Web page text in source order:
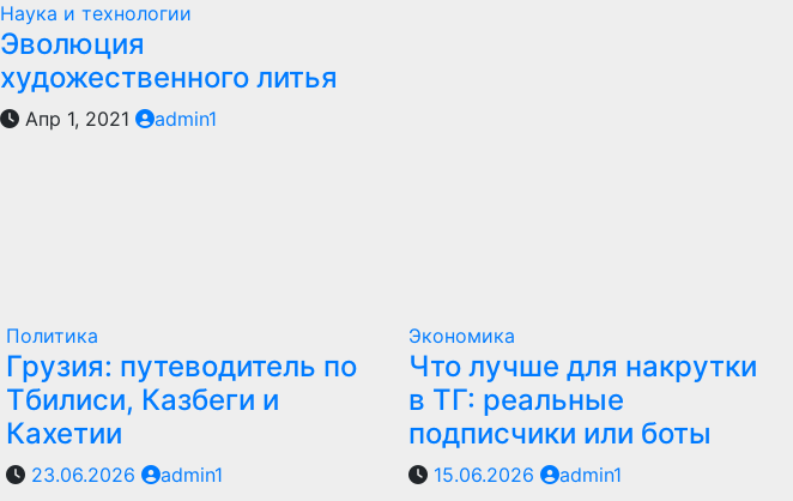
Наука и технологии
Эволюция
художественного литья
Апр 1, 2021 admin1
Политика
Грузия: путеводитель по
Тбилиси, Казбеги и
Кахетии
23.06.2026 admin1
Экономика
Что лучше для накрутки
в ТГ: реальные
подписчики или боты
15.06.2026 admin1